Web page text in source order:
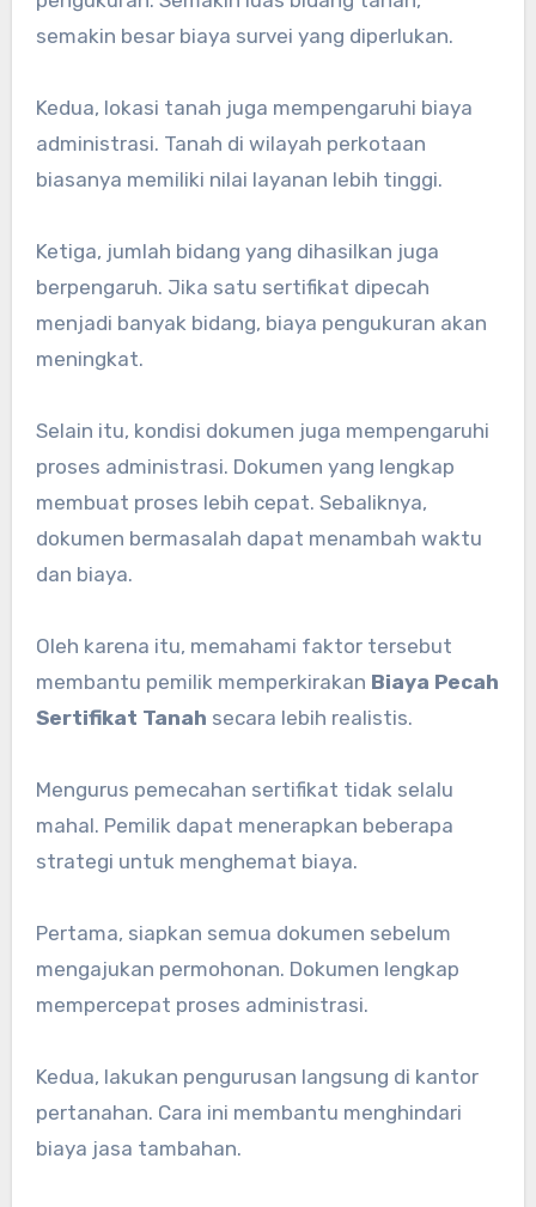
semakin besar biaya survei yang diperlukan.
Kedua, lokasi tanah juga mempengaruhi biaya
administrasi. Tanah di wilayah perkotaan
biasanya memiliki nilai layanan lebih tinggi.
Ketiga, jumlah bidang yang dihasilkan juga
berpengaruh. Jika satu sertifikat dipecah
menjadi banyak bidang, biaya pengukuran akan
meningkat.
Selain itu, kondisi dokumen juga mempengaruhi
proses administrasi. Dokumen yang lengkap
membuat proses lebih cepat. Sebaliknya,
dokumen bermasalah dapat menambah waktu
dan biaya.
Oleh karena itu, memahami faktor tersebut
membantu pemilik memperkirakan Biaya Pecah
Sertifikat Tanah secara lebih realistis.
Mengurus pemecahan sertifikat tidak selalu
mahal. Pemilik dapat menerapkan beberapa
strategi untuk menghemat biaya.
Pertama, siapkan semua dokumen sebelum
mengajukan permohonan. Dokumen lengkap
mempercepat proses administrasi.
Kedua, lakukan pengurusan langsung di kantor
pertanahan. Cara ini membantu menghindari
biaya jasa tambahan.